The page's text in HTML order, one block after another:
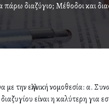
διαζύγιο; Μέθοδοι και
ελληνική νομοθεσία: α.
είναι η καλύτερη για